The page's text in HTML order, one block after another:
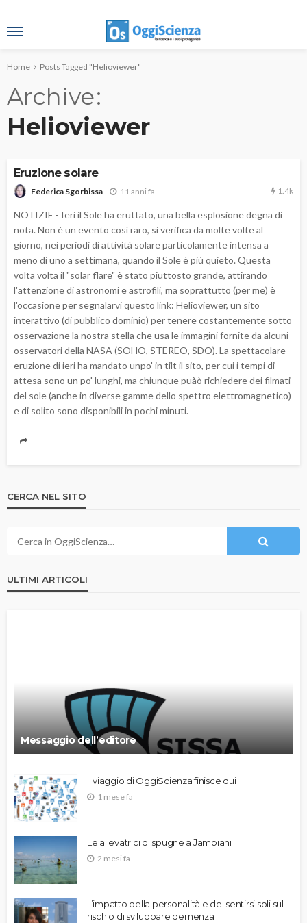
Home Posts Tagged "Helioviewer"
Archive
Helioviewer
Eruzione solare
Federica Sgorbissa 11 anni fa 1.4k
NOTIZIE - Ieri il Sole ha eruttato, una bella esplosione degna di
nota. Non è un evento così raro, si verifica da molte volte al
giorno, nei periodi di attività solare particolamente intensa a
meno di uno a settimana, quando il Sole è più quieto. Questa
volta volta il "solar flare" è stato piuttosto grande, attirando
l'attenzione di astronomi e astrofili, ma soprattutto (per me) è
l'occasione per segnalarvi questo link: Helioviewer, un sito
interattivo (di pubblico dominio) per tenere costantemente sotto
osservazione la nostra stella che usa le immagini fornite da alcuni
osservatori della NASA (SOHO, STEREO, SDO). La spettacolare
eruzione di ieri ha mandato unpo' in tilt il sito, per cui i tempi di
attesa sono un po' lunghi, ma chiunque puàò richiedere dei filmati
del sole (anche in diverse gamme dello spettro elettromagnetico)
e di solito sono disponibili in pochi minuti.
CERCA NEL SITO
ULTIMI ARTICOLI
Messaggio dell’editore
Il viaggio di OggiScienza finisce qui
1 mese fa
Le allevatrici di spugne a Jambiani
2 mesi fa
L’impatto della personalità e del sentirsi soli sul
rischio di sviluppare demenza